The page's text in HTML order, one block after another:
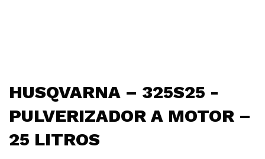
HUSQVARNA – 325S25 -
PULVERIZADOR A MOTOR –
25 LITROS